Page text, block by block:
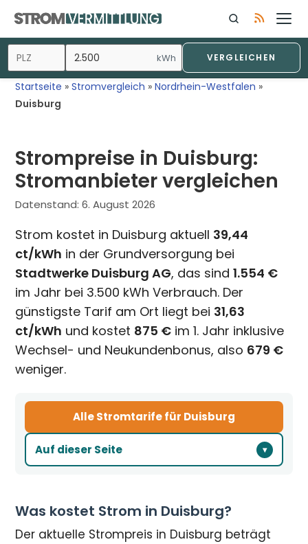
Inhalt
springen
kWh VERGLEICHEN
Startseite »Stromvergleich »Nordrhein-Westfalen »
Duisburg
Strompreise in Duisburg:
Stromanbieter vergleichen
Datenstand:6. August 2026
Strom kostet in Duisburg aktuell 39,44
ct/kWh in der Grundversorgung bei
Stadtwerke Duisburg AG, das sind1.554 €
im Jahr bei 3.500 kWh Verbrauch. Der
günstigste Tarif am Ort liegt bei 31,63
ct/kWh und kostet 875 € im 1. Jahr inklusive
Wechsel- und Neukundenbonus, also 679 €
weniger.
Auf dieser Seite
Alle Stromtarife für Duisburg
Was kostet Strom in Duisburg?
Der aktuelle Strompreis in Duisburg beträgt